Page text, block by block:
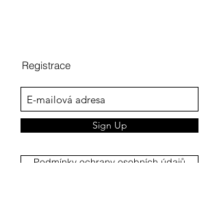
Registrace
Sign Up
Podmínky ochrany osobních údajů